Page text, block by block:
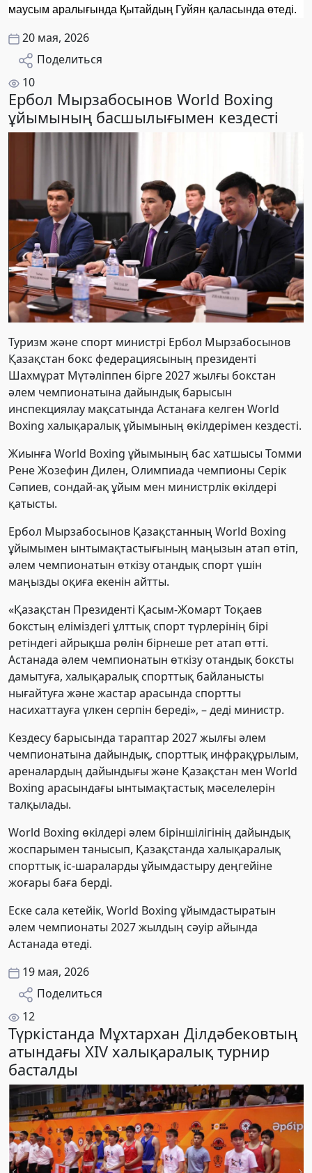
маусым аралығында Қытайдың Гуйян қаласында өтеді.
20 мая, 2026
Поделиться
10
Ербол Мырзабосынов World Boxing
ұйымының басшылығымен кездесті
Туризм және спорт министрі Ербол Мырзабосынов
Қазақстан бокс федерациясының президенті
Шахмұрат Мүтәліппен бірге 2027 жылғы бокстан
әлем чемпионатына дайындық барысын
инспекциялау мақсатында Астанаға келген World
Boxing халықаралық ұйымының өкілдерімен кездесті.
Жиынға World Boxing ұйымының бас хатшысы Томми
Рене Жозефин Дилен, Олимпиада чемпионы Серік
Сәпиев, сондай-ақ ұйым мен министрлік өкілдері
қатысты.
Ербол Мырзабосынов Қазақстанның World Boxing
ұйымымен ынтымақтастығының маңызын атап өтіп,
әлем чемпионатын өткізу отандық спорт үшін
маңызды оқиға екенін айтты.
«Қазақстан Президенті Қасым-Жомарт Тоқаев
бокстың еліміздегі ұлттық спорт түрлерінің бірі
ретіндегі айрықша рөлін бірнеше рет атап өтті.
Астанада әлем чемпионатын өткізу отандық боксты
дамытуға, халықаралық спорттық байланысты
нығайтуға және жастар арасында спортты
насихаттауға үлкен серпін береді», – деді министр.
Кездесу барысында тараптар 2027 жылғы әлем
чемпионатына дайындық, спорттық инфрақұрылым,
ареналардың дайындығы және Қазақстан мен World
Boxing арасындағы ынтымақтастық мәселелерін
талқылады.
World Boxing өкілдері әлем біріншілігінің дайындық
жоспарымен танысып, Қазақстанда халықаралық
спорттық іс-шараларды ұйымдастыру деңгейіне
жоғары баға берді.
Еске сала кетейік, World Boxing ұйымдастыратын
әлем чемпионаты 2027 жылдың сәуір айында
Астанада өтеді.
19 мая, 2026
Поделиться
12
Түркістанда Мұхтархан Ділдәбековтың
атындағы XIV халықаралық турнир
басталды